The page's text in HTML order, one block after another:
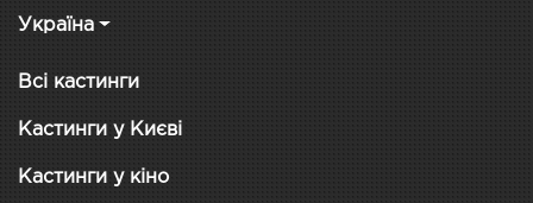
Україна
Всі кастинги
Кастинги у Києві
Кастинги у кіно